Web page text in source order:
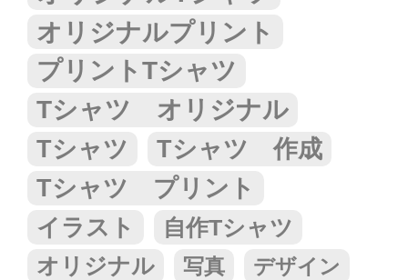
オリジナルプリント
プリントTシャツ
Tシャツ オリジナル
Tシャツ
Tシャツ 作成
Tシャツ プリント
イラスト 自作Tシャツ
オリジナル 写真
デザイン